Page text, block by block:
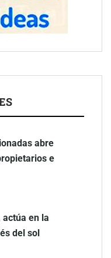
abre
e
en la
del sol